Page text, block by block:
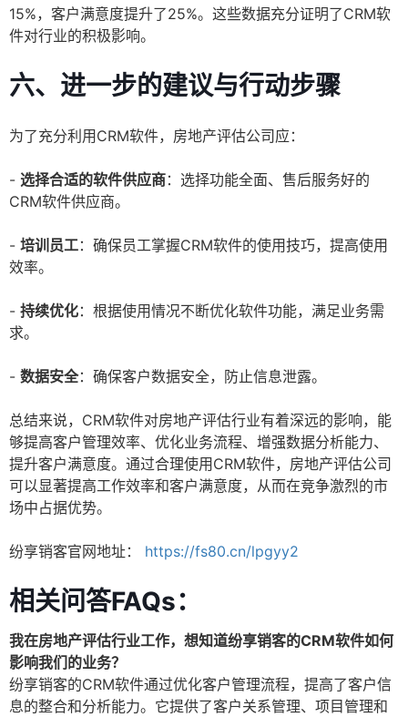
15%，客户满意度提升了25%。这些数据充分证明了CRM软
件对行业的积极影响。
六、进一步的建议与行动步骤
为了充分利用CRM软件，房地产评估公司应：
- 选择合适的软件供应商：选择功能全面、售后服务好的
CRM软件供应商。
- 培训员工：确保员工掌握CRM软件的使用技巧，提高使用
效率。
- 持续优化：根据使用情况不断优化软件功能，满足业务需
求。
- 数据安全：确保客户数据安全，防止信息泄露。
总结来说，CRM软件对房地产评估行业有着深远的影响，能
够提高客户管理效率、优化业务流程、增强数据分析能力、
提升客户满意度。通过合理使用CRM软件，房地产评估公司
可以显著提高工作效率和客户满意度，从而在竞争激烈的市
场中占据优势。
纷享销客官网地址： https://fs80.cn/lpgyy2
相关问答FAQs：
我在房地产评估行业工作，想知道纷享销客的CRM软件如何
影响我们的业务？
纷享销客的CRM软件通过优化客户管理流程，提高了客户信
息的整合和分析能力。它提供了客户关系管理、项目管理和